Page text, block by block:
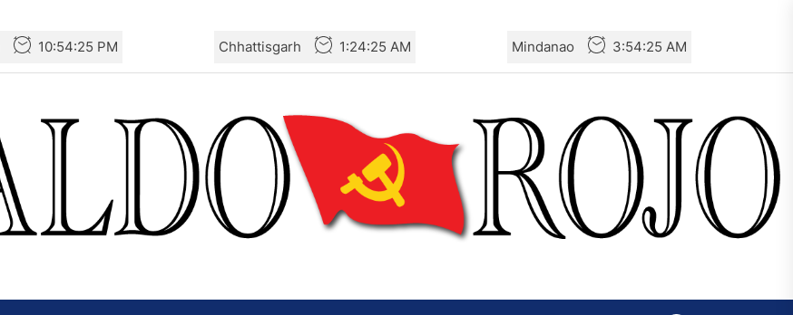
10:54:26 PM Chhattisgarh 1:24:26 AM Mindanao 3:54:26 AM